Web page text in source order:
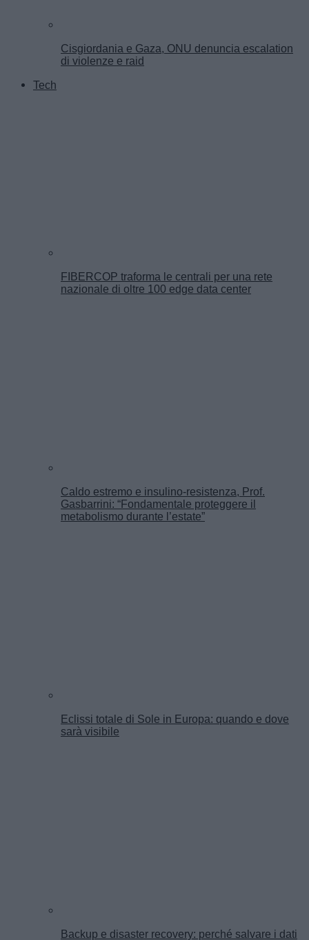
Cisgiordania e Gaza, ONU denuncia escalation
di violenze e raid
Tech
FIBERCOP traforma le centrali per una rete
nazionale di oltre 100 edge data center
Caldo estremo e insulino-resistenza, Prof.
Gasbarrini: “Fondamentale proteggere il
metabolismo durante l’estate”
Eclissi totale di Sole in Europa: quando e dove
sarà visibile
Backup e disaster recovery: perché salvare i dati